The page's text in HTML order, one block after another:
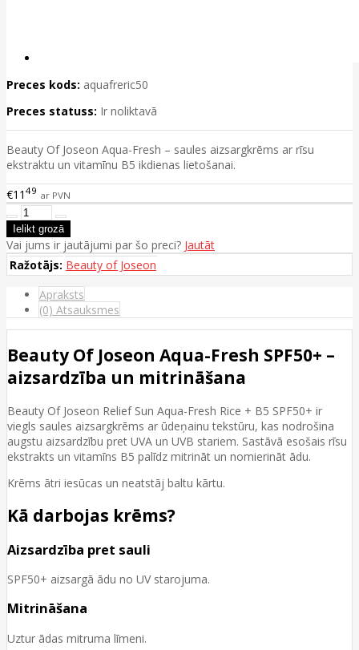
Preces kods: aquafreric50
Preces statuss: Ir noliktavā
Beauty Of Joseon Aqua-Fresh – saules aizsargkrēms ar rīsu
ekstraktu un vitamīnu B5 ikdienas lietošanai.
€11 49 ar PVN
Vai jums ir jautājumi par šo preci? Jautāt
Ražotājs: Beauty of Joseon
Apraksts
(0) Atsauksmes
Beauty Of Joseon Aqua-Fresh SPF50+ –
aizsardzība un mitrināšana
Beauty Of Joseon Relief Sun Aqua-Fresh Rice + B5 SPF50+ ir
viegls saules aizsargkrēms ar ūdeņainu tekstūru, kas nodrošina
augstu aizsardzību pret UVA un UVB stariem. Sastāvā esošais rīsu
ekstrakts un vitamīns B5 palīdz mitrināt un nomierināt ādu.
Krēms ātri iesūcas un neatstāj baltu kārtu.
Kā darbojas krēms?
Aizsardzība pret sauli
SPF50+ aizsargā ādu no UV starojuma.
Mitrināšana
Uztur ādas mitruma līmeni.